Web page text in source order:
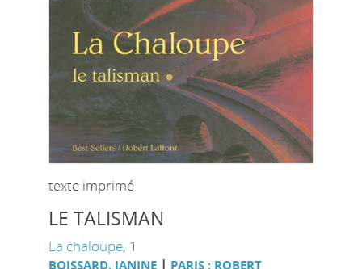
texte imprimé
LE TALISMAN
La chaloupe, 1
BOISSARD, JANINE | PARIS : ROBERT